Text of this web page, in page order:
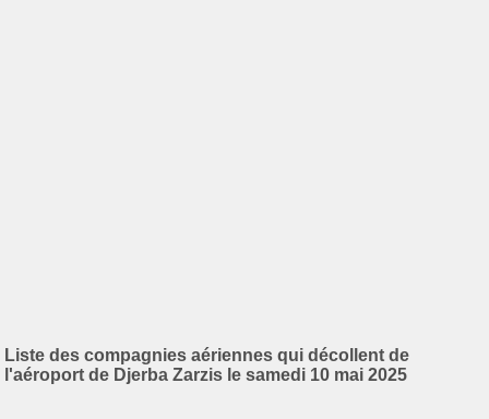
Liste des compagnies aériennes qui décollent de
l'aéroport de Djerba Zarzis le samedi 10 mai 2025